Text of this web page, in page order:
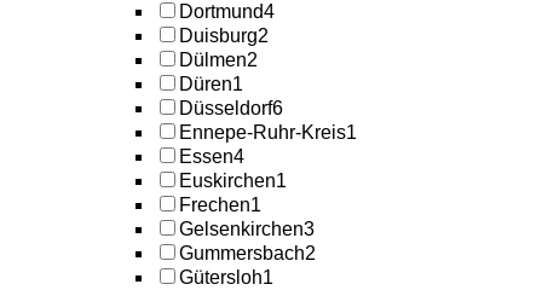
Dortmund4
Duisburg2
Dülmen2
Düren1
Düsseldorf6
Ennepe-Ruhr-Kreis1
Essen4
Euskirchen1
Frechen1
Gelsenkirchen3
Gummersbach2
Gütersloh1